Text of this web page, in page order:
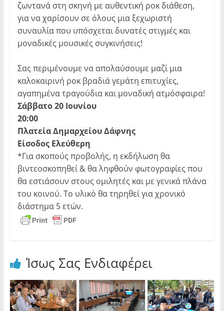
ζωντανά στη σκηνή με αυθεντική ροκ διάθεση,
για να χαρίσουν σε όλους μια ξεχωριστή
συναυλία που υπόσχεται δυνατές στιγμές και
μοναδικές μουσικές συγκινήσεις!
Σας περιμένουμε να απολαύσουμε μαζί μια
καλοκαιρινή ροκ βραδιά γεμάτη επιτυχίες,
αγαπημένα τραγούδια και μοναδική ατμόσφαιρα!
Σάββατο 20 Ιουνίου
20:00
Πλατεία Δημαρχείου Δάφνης
Είσοδος Eλεύθερη
*Για σκοπούς προβολής, η εκδήλωση θα
βιντεοσκοπηθεί & θα ληφθούν φωτογραφίες που
θα εστιάσουν στους ομιλητές και με γενικά πλάνα
του κοινού. Το υλικό θα τηρηθεί για χρονικό
διάστημα 5 ετών.
Ίσως Σας Ενδιαφέρει